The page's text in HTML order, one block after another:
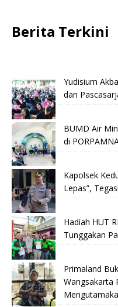
Berita Terkini
Yudisium
dan
BUMD Air
di
Kapolsek
Lepas”,
Hadiah HUT
Tunggakan
Primaland
Wangsakarta